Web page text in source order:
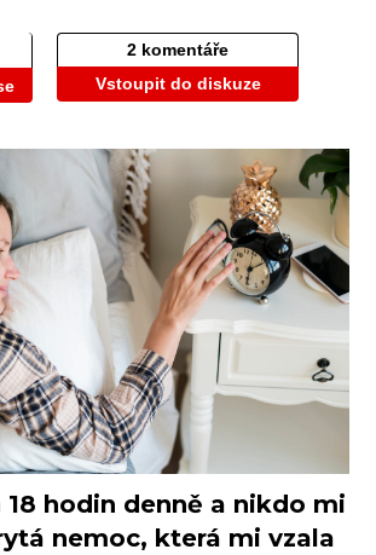
2 komentáře
Vstoupit do diskuze
18 hodin denně a nikdo mi
nemoc, která mi vzala